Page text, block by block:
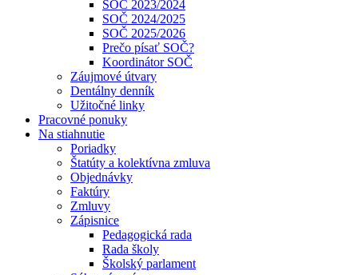
SOČ 2023/2024
SOČ 2024/2025
SOČ 2025/2026
Prečo písať SOČ?
Koordinátor SOČ
Záujmové útvary
Dentálny denník
Užitočné linky
Pracovné ponuky
Na stiahnutie
Poriadky
Štatúty a kolektívna zmluva
Objednávky
Faktúry
Zmluvy
Zápisnice
Pedagogická rada
Rada školy
Školský parlament